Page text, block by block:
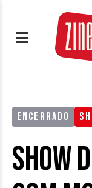
ENCERRADO
Show